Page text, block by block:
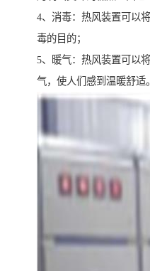
4、消毒：热风装置可以
毒的目的；
5、暖气：热风装置可以
气，使人们感到温暖舒适。